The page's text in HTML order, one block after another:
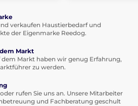
verkaufen Haustierbedarf und
der Eigenmarke Reedog.
Markt
dem Markt haben wir genug Erfahrung,
zu werden.
rufen Sie uns an. Unsere Mitarbeiter
und Fachberatung geschult